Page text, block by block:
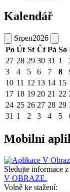
Kalendář
Srpen2026
Po Út St Čt Pá So
27 28 29 30 31 1
3
4 5 6 7 8
10 11 12 13 14 15
17 18 19 20 21 22
24 25 26 27 28 29
31 1 2 3 4 5
Mobilní
Sledujte informace
V OBRAZE.
Volně ke stažení: